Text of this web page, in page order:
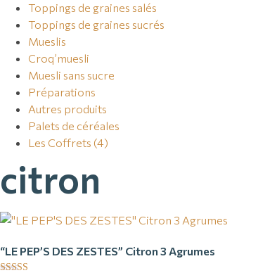
Toppings de graines salés
Toppings de graines sucrés
Mueslis
Croq’muesli
Muesli sans sucre
Préparations
Autres produits
Palets de céréales
Les Coffrets (4)
citron
“LE PEP’S DES ZESTES” Citron 3 Agrumes